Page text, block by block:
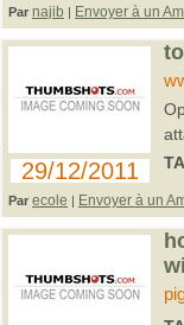
Par najib | Envoyer à un
29/12/2011
Par ecole | Envoyer à un